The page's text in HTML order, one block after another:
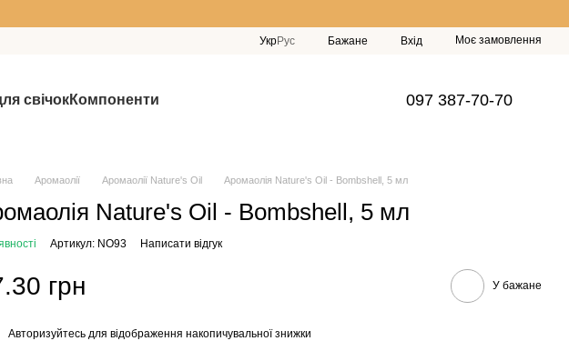
УкрРус Бажане Вхід Моє замовлення
свічокКомпоненти 097 387-70-70
Аромаолії Аромаолії Nature's Oil Аромаолія Nature's Oil - Bombshell, 5 мл
Nature's Oil - Bombshell, 5 мл
Артикул: NO93 Написати відгук
грн У бажане
Авторизуйтесь для відображення накопичувальної знижки